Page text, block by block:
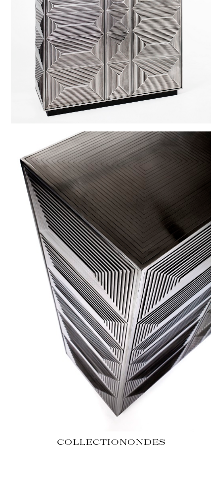
COLLECTIONONDES